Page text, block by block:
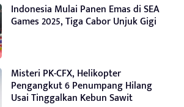
Indonesia Mulai Panen Emas di SEA
Games 2025, Tiga Cabor Unjuk Gigi
Misteri PK-CFX, Helikopter
Pengangkut 6 Penumpang Hilang
Usai Tinggalkan Kebun Sawit